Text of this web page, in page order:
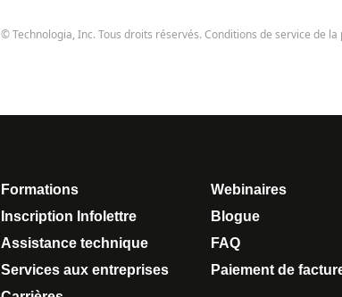
© Technologia, Inc. Tous droits réservés. Conditions de service de
Formations
Inscription Infolettre
Assistance technique
Services aux entreprises
Webinaires
Blogue
FAQ
Paiement de